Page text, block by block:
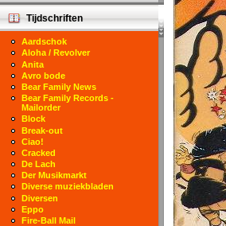
Tijdschriften
Aardschok
Aloha / Revolver
Anita
Avro bode
Bear Family News
Bear Family Records -
Mailorder
Block
Break-out
Ciao!
Cracked
De Lach
Der Musikmarkt
Diverse muziekbladen
Diversen
Eppo
Fire-Ball Mail